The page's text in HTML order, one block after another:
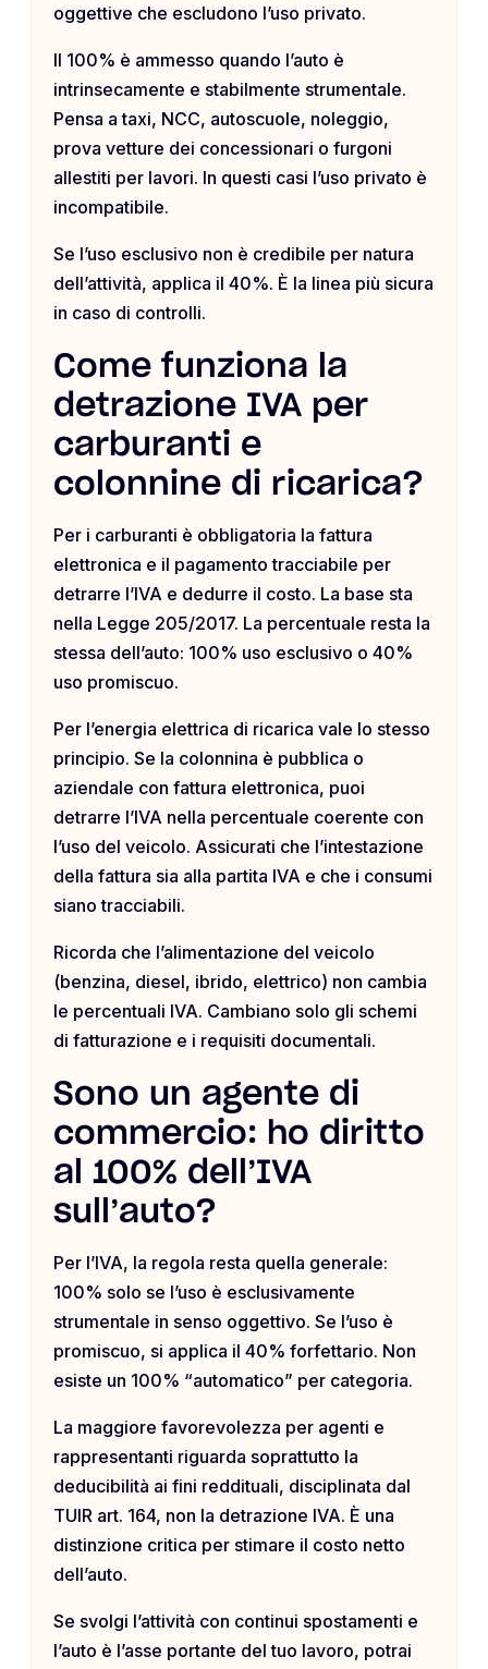
oggettive che escludono l’uso privato.
Il 100% è ammesso quando l’auto è
intrinsecamente e stabilmente strumentale.
Pensa a taxi, NCC, autoscuole, noleggio,
prova vetture dei concessionari o furgoni
allestiti per lavori. In questi casi l’uso privato è
incompatibile.
Se l’uso esclusivo non è credibile per natura
dell’attività, applica il 40%. È la linea più sicura
in caso di controlli.
Come funziona la
detrazione IVA per
carburanti e
colonnine di ricarica?
Per i carburanti è obbligatoria la fattura
elettronica e il pagamento tracciabile per
detrarre l’IVA e dedurre il costo. La base sta
nella Legge 205/2017. La percentuale resta la
stessa dell’auto: 100% uso esclusivo o 40%
uso promiscuo.
Per l’energia elettrica di ricarica vale lo stesso
principio. Se la colonnina è pubblica o
aziendale con fattura elettronica, puoi
detrarre l’IVA nella percentuale coerente con
l’uso del veicolo. Assicurati che l’intestazione
della fattura sia alla partita IVA e che i consumi
siano tracciabili.
Ricorda che l’alimentazione del veicolo
(benzina, diesel, ibrido, elettrico) non cambia
le percentuali IVA. Cambiano solo gli schemi
di fatturazione e i requisiti documentali.
Sono un agente di
commercio: ho diritto
al 100% dell’IVA
sull’auto?
Per l’IVA, la regola resta quella generale:
100% solo se l’uso è esclusivamente
strumentale in senso oggettivo. Se l’uso è
promiscuo, si applica il 40% forfettario. Non
esiste un 100% “automatico” per categoria.
La maggiore favorevolezza per agenti e
rappresentanti riguarda soprattutto la
deducibilità ai fini reddituali, disciplinata dal
TUIR art. 164, non la detrazione IVA. È una
distinzione critica per stimare il costo netto
dell’auto.
Se svolgi l’attività con continui spostamenti e
l’auto è l’asse portante del tuo lavoro, potrai